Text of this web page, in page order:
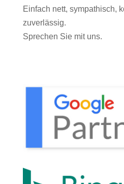
Einfach nett, sympathisch,
zuverlässig.
Sprechen Sie mit uns.